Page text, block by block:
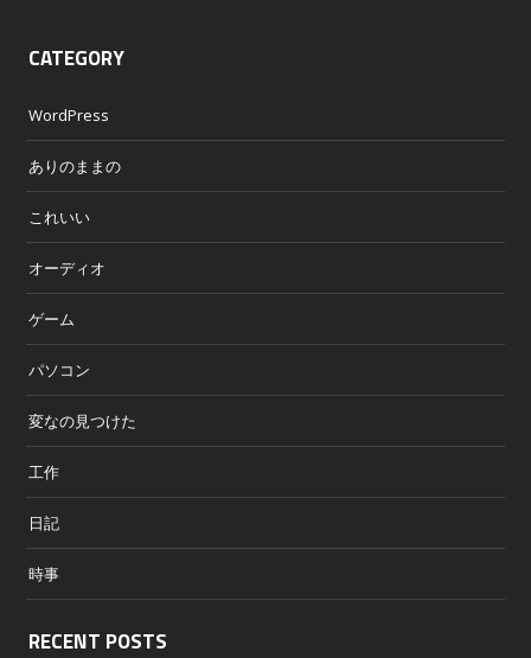
CATEGORY
WordPress
ありのままの
これいい
オーディオ
ゲーム
パソコン
変なの見つけた
工作
日記
時事
RECENT POSTS